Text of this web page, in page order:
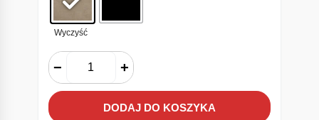
Wyczyść
− +
DODAJ DO KOSZYKA